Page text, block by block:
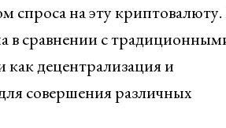
спроса на эту криптовалюту.
в сравнении с
децентрализация и
совершения различных